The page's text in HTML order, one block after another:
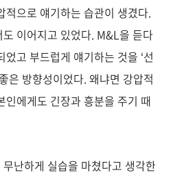
적으로 얘기하는 습관이 생겼다.
이어지고 있었다. M&L을 듣다
고 부드럽게 얘기하는 것을 ‘선
은 방향성이었다. 왜냐면 강압적
인에게도 긴장과 흥분을 주기 때
난하게 실습을 마쳤다고 생각한